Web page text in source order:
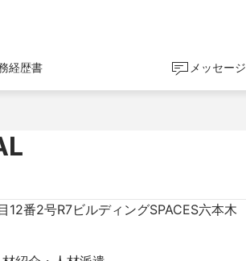
経歴書 メッセージ
12番2号R7ビルディングSPACES六本木